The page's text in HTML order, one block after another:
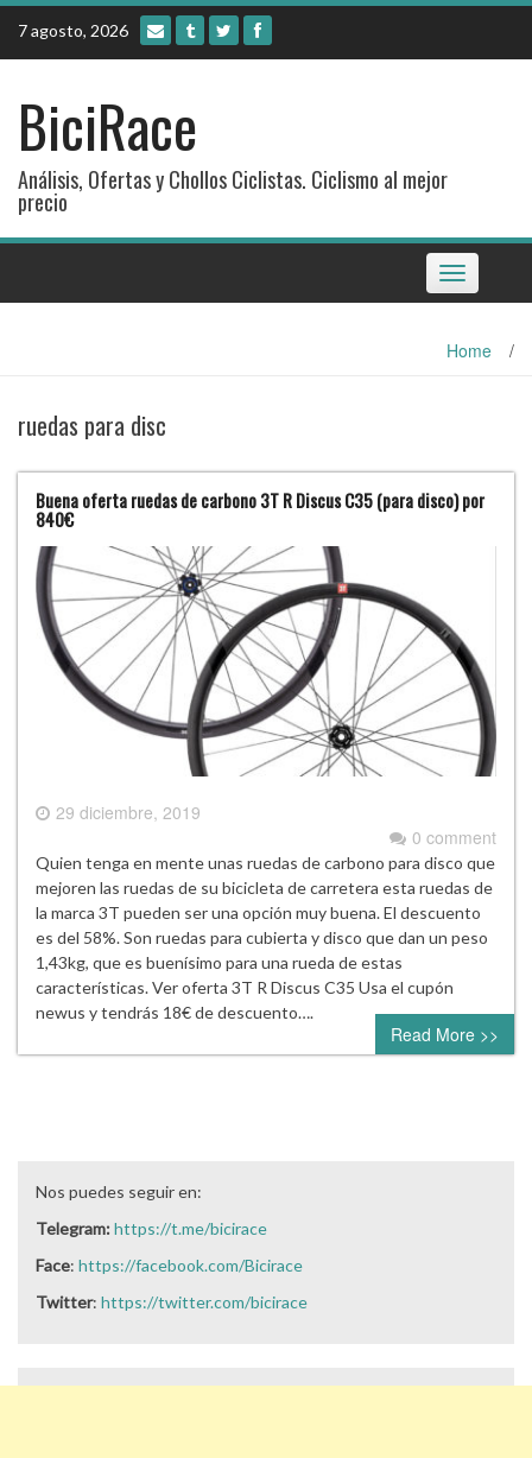
Skip
content
7 agosto, 2026
BiciRace
Análisis, Ofertas y Chollos Ciclistas. Ciclismo al mejor
precio
Toggle
navigation
Home /
ruedas para disc
Buena oferta ruedas de carbono 3T R Discus C35 (para disco) por
840€
29 diciembre, 2019
0 comment
Quien tenga en mente unas ruedas de carbono para disco que
mejoren las ruedas de su bicicleta de carretera esta ruedas de
la marca 3T pueden ser una opción muy buena. El descuento
es del 58%. Son ruedas para cubierta y disco que dan un peso
1,43kg, que es buenísimo para una rueda de estas
características. Ver oferta 3T R Discus C35 Usa el cupón
newus y tendrás 18€ de descuento….
Read More >>
Nos puedes seguir en:
Telegram:https://t.me/bicirace
Face: https://facebook.com/Bicirace
Twitter: https://twitter.com/bicirace